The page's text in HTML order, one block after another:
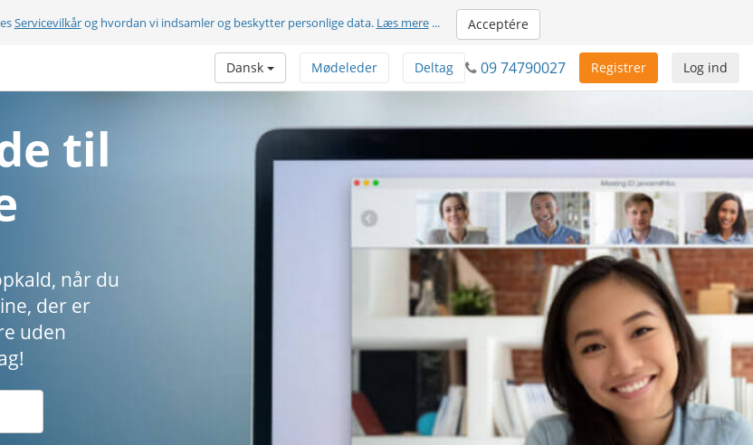
Servicevilkårog hvordan vi indsamler og beskytter personlige data. Læs mere... Acceptére
Log ind
Registrer
09 74790027
Deltag
Mødeleder
Dansk
til
når du
der er
uden